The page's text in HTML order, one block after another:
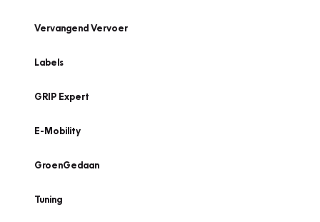
Vervangend Vervoer
Labels
GRIP Expert
E-Mobility
GroenGedaan
Tuning